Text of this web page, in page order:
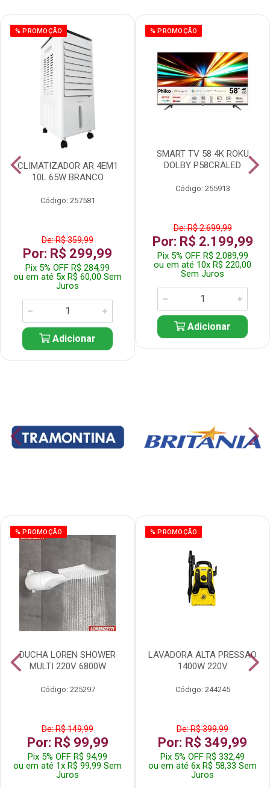
% PROMOÇÃO
CLIMATIZADOR AR 4EM1
10L 65W BRANCO
Código: 257581
De: R$ 359,99
Por: R$ 299,99
Pix 5% OFF R$ 284,99
ou em até 5x R$ 60,00 Sem
Juros
Adicionar
% PROMOÇÃO
SMART TV 58 4K ROKU
DOLBY P58CRALED
Código: 255913
De: R$ 2.699,99
Por: R$ 2.199,99
Pix 5% OFF R$ 2.089,99
ou em até 10x R$ 220,00
Sem Juros
Adicionar
% PROMOÇÃO
DUCHA LOREN SHOWER
MULTI 220V 6800W
Código: 225297
De: R$ 149,99
Por: R$ 99,99
Pix 5% OFF R$ 94,99
ou em até 1x R$ 99,99 Sem
Juros
% PROMOÇÃO
LAVADORA ALTA PRESSAO
1400W 220V
Código: 244245
De: R$ 399,99
Por: R$ 349,99
Pix 5% OFF R$ 332,49
ou em até 6x R$ 58,33 Sem
Juros